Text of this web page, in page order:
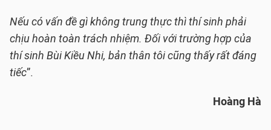
Nếu có vấn đề gì không trung thực thì thí sinh phải
chịu hoàn toàn trách nhiệm. Đối với trường hợp của
thí sinh Bùi Kiều Nhi, bản thân tôi cũng thấy rất đáng
tiếc”.
Hoàng Hà